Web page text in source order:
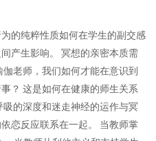
的纯粹性质如何在学生的副交感
产生影响。 冥想的亲密本质需
老师，我们如何才能在意识到
？ 这是如何在健康的师生关系
的深度和迷走神经的运作与冥
恋反应联系在一起。 当教师掌